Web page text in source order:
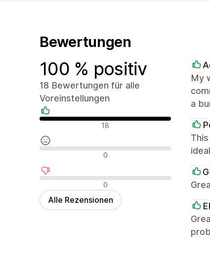
Bewertungen
100 % positiv
18 Bewertungen für alle
Voreinstellungen
Positive Bewertungen
18
Neutrale Bewertungen
0
Negative Bewertungen
0
Alle Rezensionen
My
a